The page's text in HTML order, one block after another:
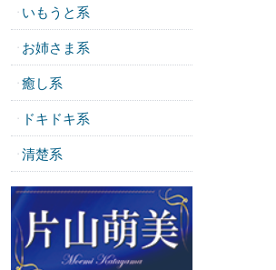
・ いもうと系
・ お姉さま系
・ 癒し系
・ ドキドキ系
・ 清楚系